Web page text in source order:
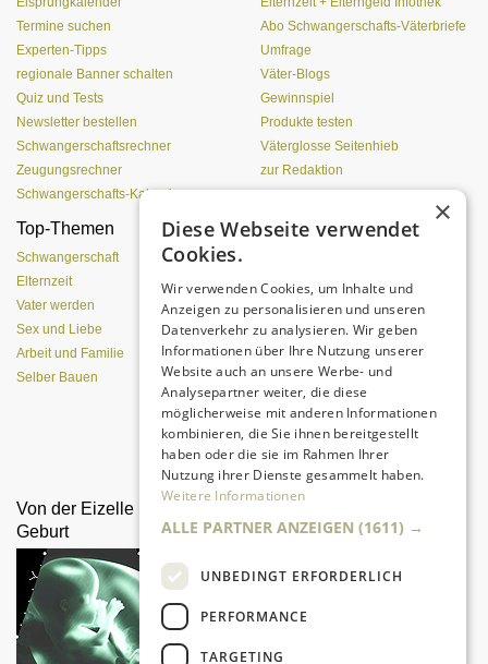
Termine suchen
Experten-Tipps
regionale Banner schalten
Quiz und Tests
Newsletter bestellen
Schwangerschaftsrechner
Zeugungsrechner
Schwangerschafts-Kalender
Abo Schwangerschafts-Väterbriefe
Umfrage
Väter-Blogs
Gewinnspiel
Produkte testen
Väterglosse Seitenhieb
zur Redaktion
Top-Themen
Schwangerschaft
Elternzeit
Vater werden
Sex und Liebe
Arbeit und Familie
Selber Bauen
Einen Lehmofen
Da sind Kinder mit Begeisterung
dabei.
Von der Eizelle bis zur
Geburt
Streithähne
×
Diese Webseite verwendet
Cookies.
Wir verwenden Cookies, um Inhalte und
Anzeigen zu personalisieren und unseren
Datenverkehr zu analysieren. Wir geben
Informationen über Ihre Nutzung unserer
Website auch an unsere Werbe- und
Analysepartner weiter, die diese
möglicherweise mit anderen Informationen
kombinieren, die Sie ihnen bereitgestellt
haben oder die sie im Rahmen Ihrer
Nutzung ihrer Dienste gesammelt haben.
Weitere Informationen
ALLE PARTNER ANZEIGEN (1611) →
UNBEDINGT ERFORDERLICH
PERFORMANCE
TARGETING